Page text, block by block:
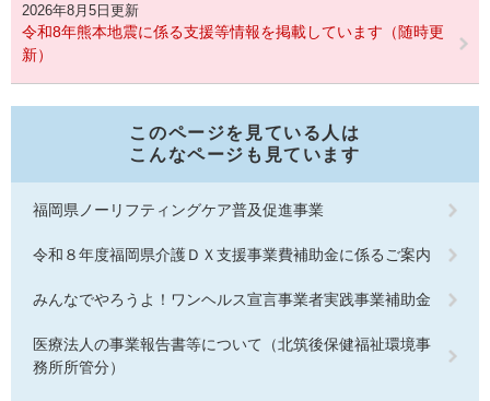
2026年8月5日更新
令和8年熊本地震に係る支援等情報を掲載しています（随時更
新）
このページを見ている人は
こんなページも見ています
福岡県ノーリフティングケア普及促進事業
令和８年度福岡県介護ＤＸ支援事業費補助金に係るご案内
みんなでやろうよ！ワンヘルス宣言事業者実践事業補助金
医療法人の事業報告書等について（北筑後保健福祉環境事
務所所管分）